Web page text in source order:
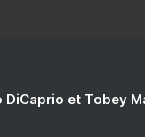
DiCaprio et Tobey